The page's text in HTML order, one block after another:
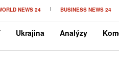
NEWS 24 BUSINESS NEWS 24
Ukrajina Analýzy